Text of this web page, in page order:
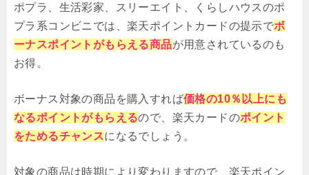
ポプラ、生活彩家、スリーエイト、くらしハウスのポ
プラ系コンビニでは、楽天ポイントカードの提示でボ
ーナスポイントがもらえる商品が用意されているのも
お得。
ボーナス対象の商品を購入すれば価格の10％以上にも
なるポイントがもらえるので、楽天カードのポイント
をためるチャンスになるでしょう。
対象の商品は時期により変わりますので、楽天ポイン